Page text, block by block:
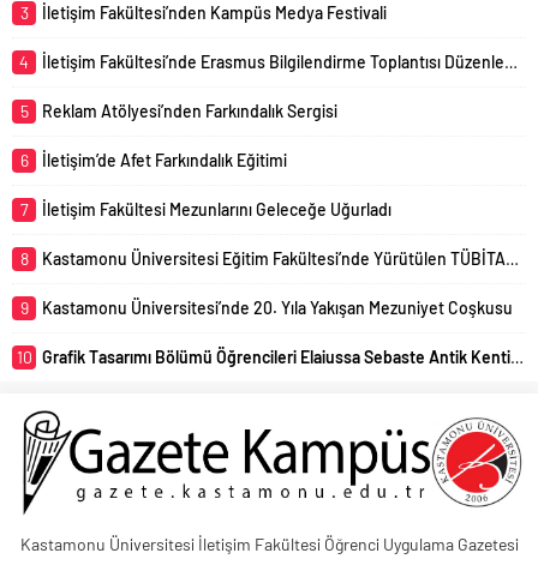
3 İletişim Fakültesi’nden Kampüs Medya Festivali
4 İletişim Fakültesi’nde Erasmus Bilgilendirme Toplantısı Düzenlendi
5 Reklam Atölyesi’nden Farkındalık Sergisi
6 İletişim’de Afet Farkındalık Eğitimi
7 İletişim Fakültesi Mezunlarını Geleceğe Uğurladı
8 Kastamonu Üniversitesi Eğitim Fakültesi’nde Yürütülen TÜBİTAK 4005 Projesi Başarıyla Sonuçlandı
9 Kastamonu Üniversitesi’nde 20. Yıla Yakışan Mezuniyet Coşkusu
10 Grafik Tasarımı Bölümü Öğrencileri Elaiussa Sebaste Antik Kentini Uzmanlar Eşliğinde Yerinde İnceledi
Kastamonu Üniversitesi İletişim Fakültesi Öğrenci Uygulama Gazetesi